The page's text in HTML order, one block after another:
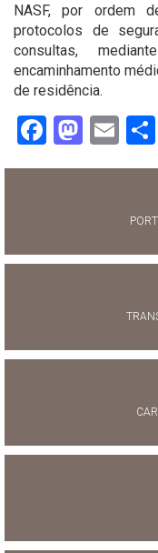
NASF, por ordem
protocolos de
consultas,
encaminhamento
de residência.
Facebook